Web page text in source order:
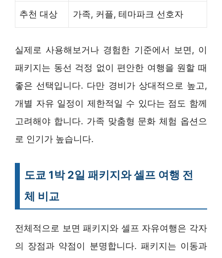
추천 대상 가족, 커플, 테마파크 선호자
실제로 사용해보거나 경험한 기준에서 보면, 이
패키지는 동선 걱정 없이 편안한 여행을 원할 때
좋은 선택입니다. 다만 경비가 상대적으로 높고,
개별 자유 일정이 제한적일 수 있다는 점도 함께
고려해야 합니다. 가족 맞춤형 문화 체험 옵션으
로 인기가 높습니다.
도쿄 1박 2일 패키지와 셀프 여행 전
체 비교
전체적으로 보면 패키지와 셀프 자유여행은 각자
의 장점과 약점이 분명합니다. 패키지는 이동과